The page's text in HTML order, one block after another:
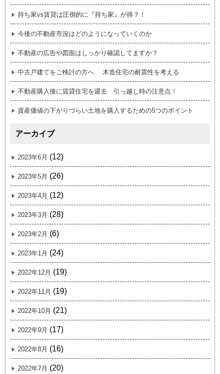
持ち家vs賃貸は圧倒的に『持ち家』が得？！
今後の不動産市況はどのようになっていくのか
不動産の広告や図面はしっかり確認してますか？
中古戸建てをご検討の方へ 木造住宅の耐震性を考える
不動産購入後に賃貸住宅を退去 引っ越し時の注意点！
資産価値の下がりづらい土地を購入するための5つのポイント
アーカイブ
2023年6月 (12)
2023年5月 (26)
2023年4月 (12)
2023年3月 (28)
2023年2月 (6)
2023年1月 (24)
2022年12月 (19)
2022年11月 (19)
2022年10月 (21)
2022年9月 (17)
2022年8月 (16)
2022年7月 (20)